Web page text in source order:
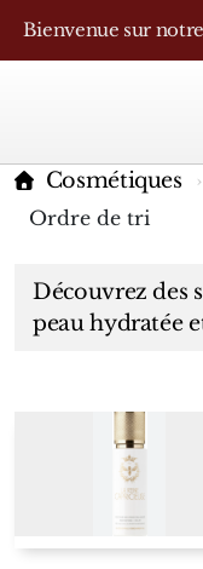
Bienvenue sur
Cosmétiques
Découvrez des
peau hydratée
Detaille